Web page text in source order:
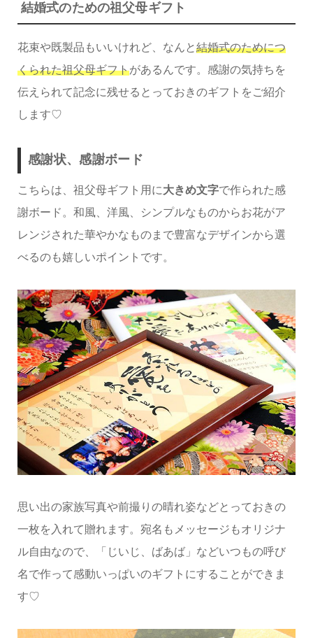
結婚式のための祖父母ギフト
花束や既製品もいいけれど、なんと結婚式のためにつ
くられた祖父母ギフトがあるんです。感謝の気持ちを
伝えられて記念に残せるとっておきのギフトをご紹介
します♡
感謝状、感謝ボード
こちらは、祖父母ギフト用に大きめ文字で作られた感
謝ボード。和風、洋風、シンプルなものからお花がア
レンジされた華やかなものまで豊富なデザインから選
べるのも嬉しいポイントです。
思い出の家族写真や前撮りの晴れ姿などとっておきの
一枚を入れて贈れます。宛名もメッセージもオリジナ
ル自由なので、「じいじ、ばあば」などいつもの呼び
名で作って感動いっぱいのギフトにすることができま
す♡